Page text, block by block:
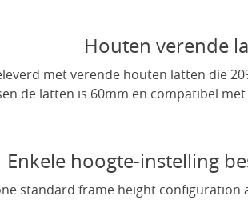
Houten verende
met verende houten latten die
de latten is 60mm en compatibel
Enkele hoogte-instelling
standard frame height configuration